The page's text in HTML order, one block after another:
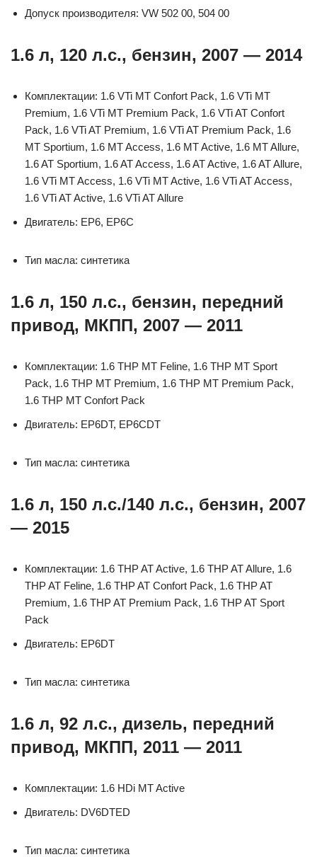
Допуск производителя: VW 502 00, 504 00
1.6 л, 120 л.с., бензин, 2007 — 2014
Комплектации: 1.6 VTi MT Confort Pack, 1.6 VTi MT
Premium, 1.6 VTi MT Premium Pack, 1.6 VTi AT Confort
Pack, 1.6 VTi AT Premium, 1.6 VTi AT Premium Pack, 1.6
MT Sportium, 1.6 MT Access, 1.6 MT Active, 1.6 MT Allure,
1.6 AT Sportium, 1.6 AT Access, 1.6 AT Active, 1.6 AT Allure,
1.6 VTi MT Access, 1.6 VTi MT Active, 1.6 VTi AT Access,
1.6 VTi AT Active, 1.6 VTi AT Allure
Двигатель: EP6, EP6C
Тип масла: синтетика
1.6 л, 150 л.с., бензин, передний
привод, МКПП, 2007 — 2011
Комплектации: 1.6 THP MT Feline, 1.6 THP MT Sport
Pack, 1.6 THP MT Premium, 1.6 THP MT Premium Pack,
1.6 THP MT Confort Pack
Двигатель: EP6DT, EP6CDT
Тип масла: синтетика
1.6 л, 150 л.с./140 л.с., бензин, 2007
— 2015
Комплектации: 1.6 THP AT Active, 1.6 THP AT Allure, 1.6
THP AT Feline, 1.6 THP AT Confort Pack, 1.6 THP AT
Premium, 1.6 THP AT Premium Pack, 1.6 THP AT Sport
Pack
Двигатель: EP6DT
Тип масла: синтетика
1.6 л, 92 л.с., дизель, передний
привод, МКПП, 2011 — 2011
Комплектации: 1.6 HDi MT Active
Двигатель: DV6DTED
Тип масла: синтетика